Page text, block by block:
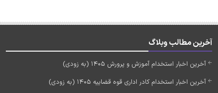
آخرین مطالب وبلاگ
آخرین اخبار استخدام آموزش و پرورش 1405 (به زودی)
آخرین اخبار استخدام کادر اداری قوه قضاییه 1405 (به زودی)